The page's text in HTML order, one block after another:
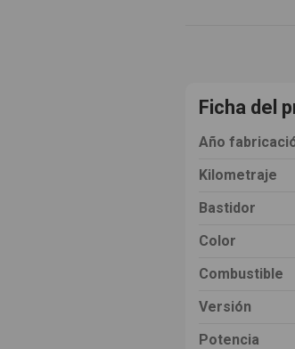
Ficha del
Año
Kilometraje
Bastidor
Color
Combustible
Versión
Potencia